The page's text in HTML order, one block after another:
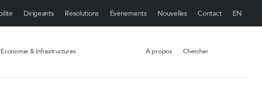
Dirigeants Résolutions Événements Nouvelles Contact
Économie & Infrastructures À propos Chercher